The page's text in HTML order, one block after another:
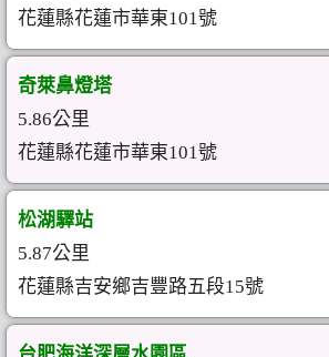
花蓮縣花蓮市華東101號
奇萊鼻燈塔
5.86公里
花蓮縣花蓮市華東101號
松湖驛站
5.87公里
花蓮縣吉安鄉吉豐路五段15號